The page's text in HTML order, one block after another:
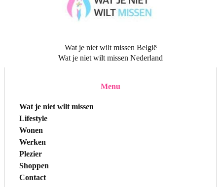
Wat je niet wilt missen België
Wat je niet wilt missen Nederland
Menu
Wat je niet wilt missen
Lifestyle
Wonen
Werken
Plezier
Shoppen
Contact